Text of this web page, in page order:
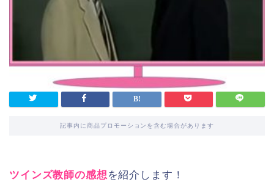
記事内に商品プロモーションを含む場合があります
ツインズ教師の感想を紹介します！